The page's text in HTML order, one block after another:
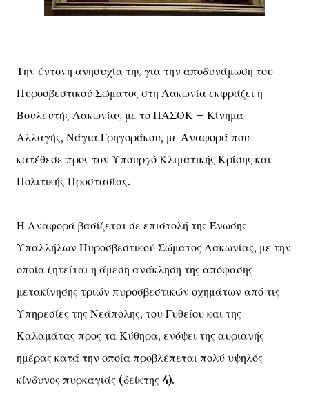
Την έντονη ανησυχία της για την αποδυνάμωση του
Πυροσβεστικού Σώματος στη Λακωνία εκφράζει η
Βουλευτής Λακωνίας με το ΠΑΣΟΚ – Κίνημα
Αλλαγής, Νάγια Γρηγοράκου, με Αναφορά που
κατέθεσε προς τον Υπουργό Κλιματικής Κρίσης και
Πολιτικής Προστασίας.
Η Αναφορά βασίζεται σε επιστολή της Ένωσης
Υπαλλήλων Πυροσβεστικού Σώματος Λακωνίας, με την
οποία ζητείται η άμεση ανάκληση της απόφασης
μετακίνησης τριών πυροσβεστικών οχημάτων από τις
Υπηρεσίες της Νεάπολης, του Γυθείου και της
Καλαμάτας προς τα Κύθηρα, ενόψει της αυριανής
ημέρας κατά την οποία προβλέπεται πολύ υψηλός
κίνδυνος πυρκαγιάς (δείκτης 4).